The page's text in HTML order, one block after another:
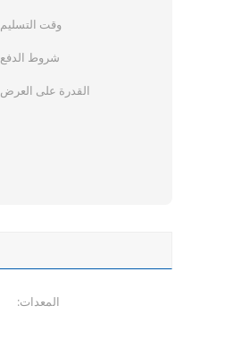
وقت
شروط
القدرة على
المعدات: